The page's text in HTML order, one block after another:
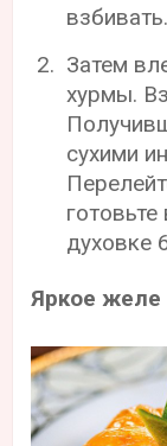
взбивать.
Затем
хурмы.
сухими
духовке
Яркое желе